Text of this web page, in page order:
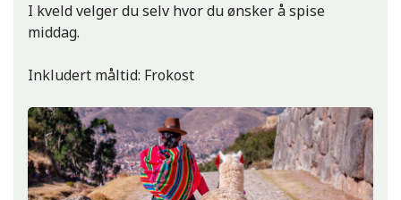
I kveld velger du selv hvor du ønsker å spise
middag.
Inkludert måltid: Frokost